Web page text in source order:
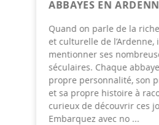
ABBAYES EN
Quand on parle de la
et culturelle de
mentionner ses
séculaires. Chaque
propre personnalité, son
et sa propre histoire à
curieux de découvrir ces
Embarquez avec no ...